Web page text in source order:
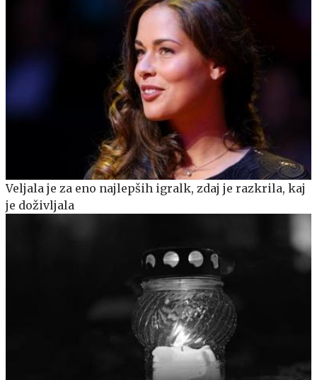
Veljala je za eno najlepših igralk, zdaj je razkrila, kaj
je doživljala